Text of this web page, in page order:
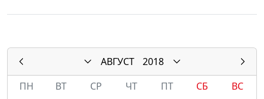
АВГУСТ
2018
ПН
ВТ СР ЧТ ПТ СБ
ВС